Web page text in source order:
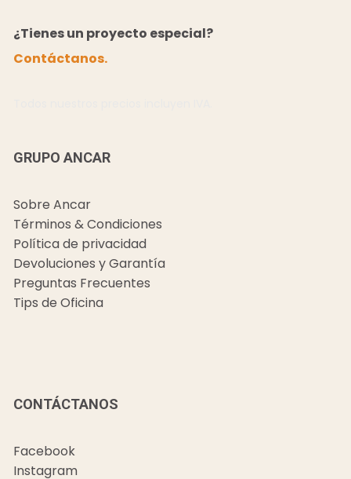
¿Tienes un proyecto especial?
Contáctanos.
GRUPO ANCAR
Sobre Ancar
Términos & Condiciones
Política de privacidad
Devoluciones y Garantía
Preguntas Frecuentes
Tips de Oficina
CONTÁCTANOS
Facebook
Instagram